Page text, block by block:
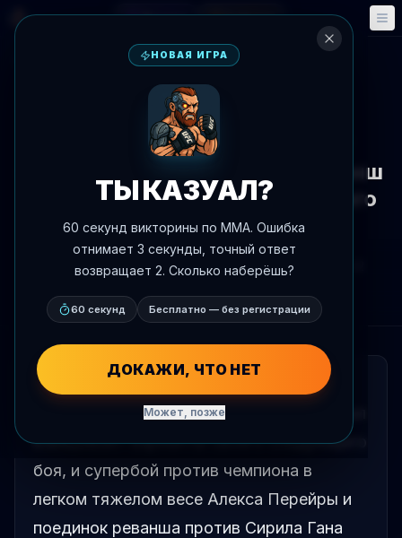
🎮 Фэнтези 📅 События
Вызов
Том Асинал рассматривает
супербой с Перейрой или реванш
с Ганом в качестве следующего
хода
Автор: Oscar Nascimento 4 июня 2026 г.
Чемпион UFC в тяжелом весе Том Асинал
взвешивает варианты своего следующего
боя, и супербой против чемпиона в
легком тяжелом весе Алекса Перейры и
поединок реванша против Сирила Гана
НОВАЯ ИГРА
ТЫ КАЗУАЛ?
60 секунд викторины по MMA. Ошибка
отнимает 3 секунды, точный ответ
возвращает 2. Сколько наберёшь?
60 секунд Бесплатно — без регистрации
ДОКАЖИ, ЧТО НЕТ
Может, позже